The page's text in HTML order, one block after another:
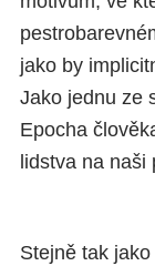
jako by
Jako jednu ze
Epocha
lidstva na naši
Stejně tak